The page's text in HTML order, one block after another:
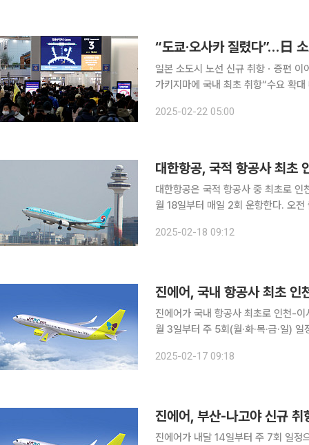
“도쿄·오사카 질렸다”…日
일본 소도시 노선 신규 취항ㆍ증편 이
가키지마에 국내 최초 취항“수요 확대 따라 소도
도쿄나 오사카 대신 일본 특유의 정
2025-02-22 05:00
대한항공, 국적 항공사 최초
대한항공은 국적 항공사 중 최초로 인천-고
월 18일부터 매일 2회 운항한다. 오
항에 오후 5시 30분에 도착하는 일정
2025-02-18 09:12
진에어, 국내 항공사 최초 인
진에어가 국내 항공사 최초로 인천-이시
월 3일부터 주 5회(월·화·목·금·일)
속에서 여유로운 휴양을 즐길 수 있다.
2025-02-17 09:18
진에어, 부산-나고야 신규
진에어가 내달 14일부터 주 7회 일정